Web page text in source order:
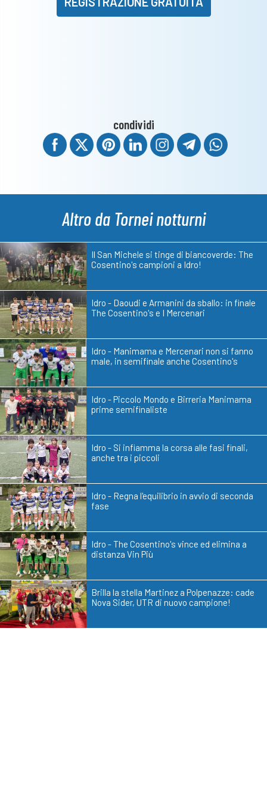
condividi
Altro da Tornei notturni
Il San Michele si tinge di biancoverde: The
Cosentino's campioni a Idro!
Idro - Daoudi e Armanini da sballo: in finale
The Cosentino's e I Mercenari
Idro - Manimama e Mercenari non si fanno
male, in semifinale anche Cosentino's
Idro - Piccolo Mondo e Birreria Manimama
prime semifinaliste
Idro - Si infiamma la corsa alle fasi finali,
anche tra i piccoli
Idro - Regna l'equilibrio in avvio di seconda
fase
Idro - The Cosentino's vince ed elimina a
distanza Vin Più
Brilla la stella Martinez a Polpenazze: cade
Nova Sider, UTR di nuovo campione!